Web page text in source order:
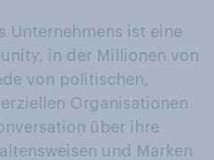
Unternehmens ist eine
in der Millionen von
von politischen,
Organisationen
über ihre
und Marken